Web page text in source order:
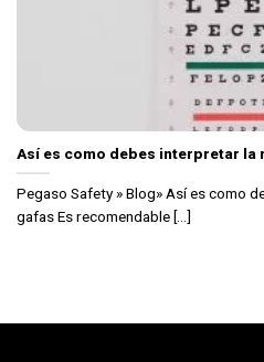
Así es como debes interpretar la
Pegaso Safety » Blog» Así es como
gafas Es recomendable [...]